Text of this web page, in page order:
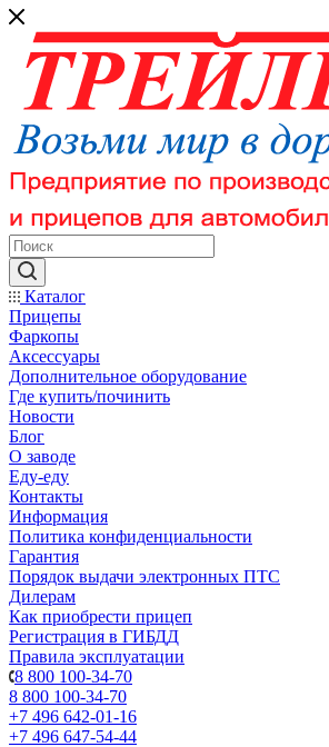
Каталог
Прицепы
Фаркопы
Аксессуары
Дополнительное оборудование
Где купить/починить
Новости
Блог
О заводе
Еду-еду
Контакты
Информация
Политика конфиденциальности
Гарантия
Порядок выдачи электронных ПТС
Дилерам
Как приобрести прицеп
Регистрация в ГИБДД
Правила эксплуатации
8 800 100-34-70
8 800 100-34-70
+7 496 642-01-16
+7 496 647-54-44